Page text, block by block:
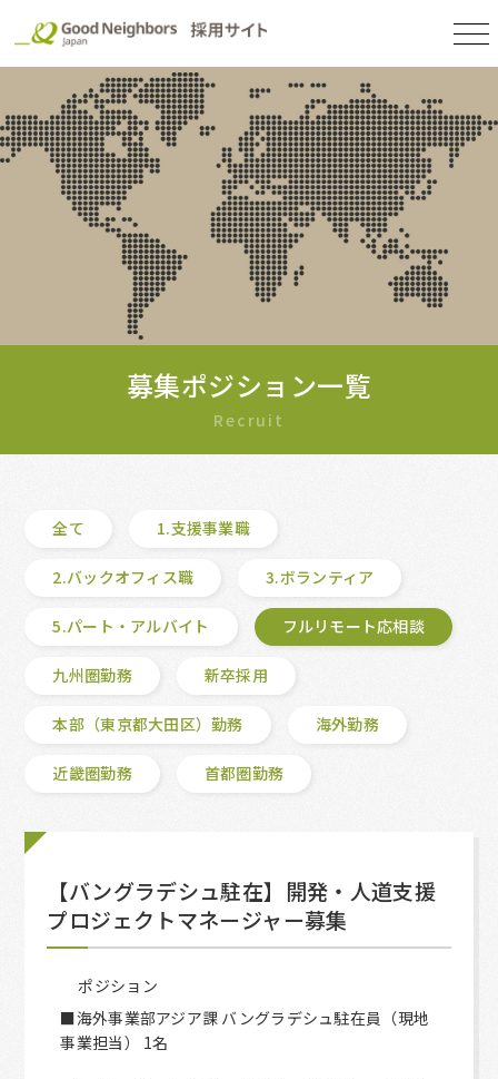
募集ポジション一覧
Recruit
全て 1.支援事業職
2.バックオフィス職 3.ボランティア
5.パート・アルバイト フルリモート応相談
九州圏勤務 新卒採用
本部（東京都大田区）勤務 海外勤務
近畿圏勤務 首都圏勤務
【バングラデシュ駐在】開発・人道支援
プロジェクトマネージャー募集
ポジション
■海外事業部アジア課 バングラデシュ駐在員（現地
事業担当） 1名